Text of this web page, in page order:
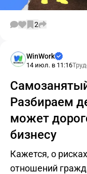
2
WinWork
14 июл. в 11:16
Разбираем
может
бизнесу
Кажется, о
отношений